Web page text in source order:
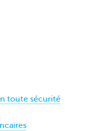
toute sécurité